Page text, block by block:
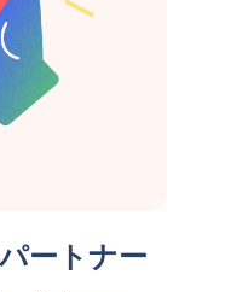
ートナー